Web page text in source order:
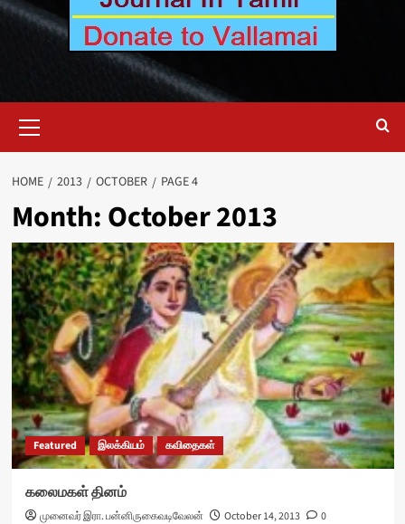
Menu
HOME 2013 OCTOBER PAGE 4
Month:October 2013
Featured இலக்கியம் கவிதைகள்
கலைமகள் தினம்
முனைவர் இரா. பன்னிருகைவடிவேலன் October 14, 2013 0